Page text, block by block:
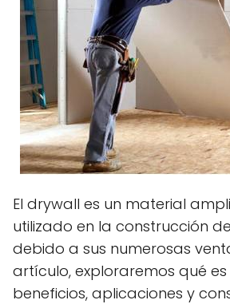
El drywall es un material
utilizado en la construcción
debido a sus numerosas
artículo, exploraremos qué es
beneficios, aplicaciones y